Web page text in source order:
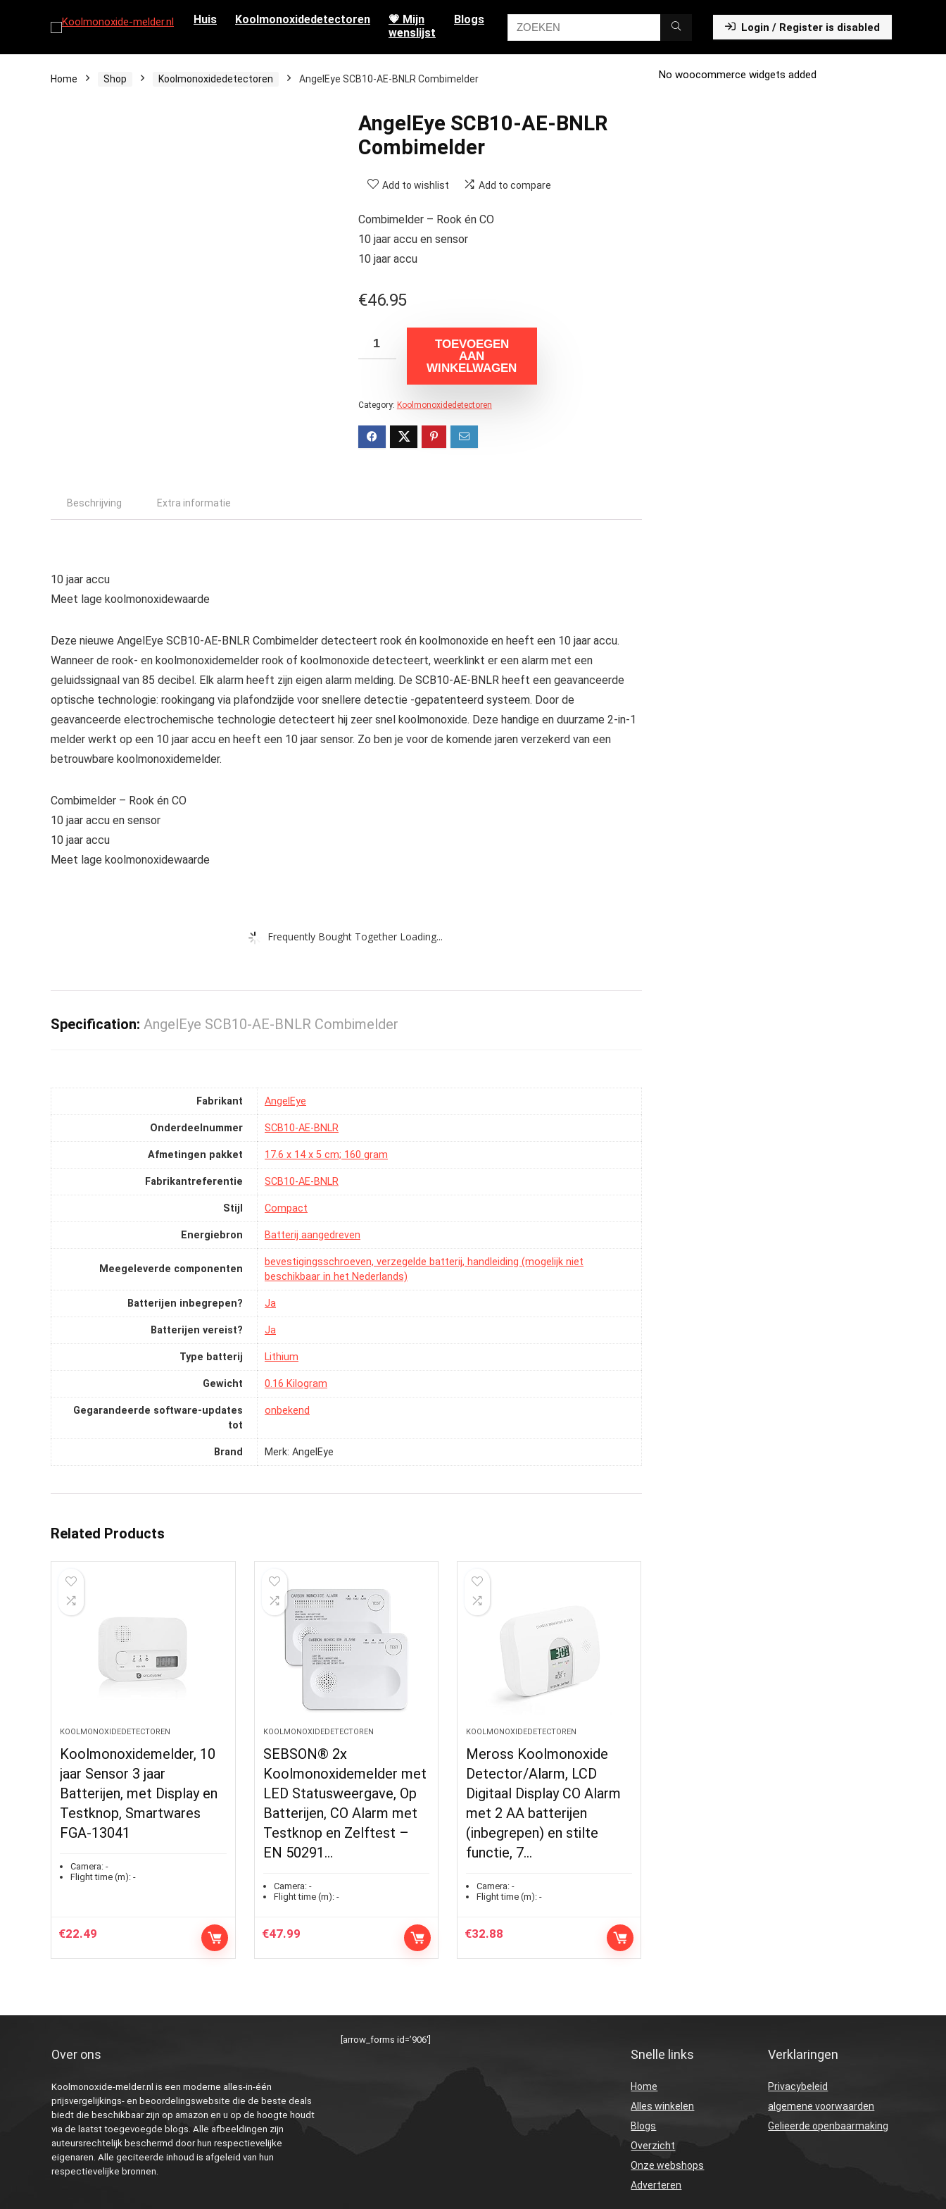
Huis Koolmonoxidedetectoren
💗 Mijn
wenslijst
Blogs
Login / Register is disabled
Home Shop Koolmonoxidedetectoren AngelEye SCB10-AE-BNLR Combimelder
AngelEye SCB10-AE-BNLR
Combimelder
Add to wishlist Add to compare
Combimelder – Rook én CO
10 jaar accu en sensor
10 jaar accu
€46.95
TOEVOEGEN
AAN
WINKELWAGEN
Category: Koolmonoxidedetectoren
Beschrijving Extra informatie
10 jaar accu
Meet lage koolmonoxidewaarde
Deze nieuwe AngelEye SCB10-AE-BNLR Combimelder detecteert rook én koolmonoxide en heeft een 10 jaar accu.
Wanneer de rook- en koolmonoxidemelder rook of koolmonoxide detecteert, weerklinkt er een alarm met een
geluidssignaal van 85 decibel. Elk alarm heeft zijn eigen alarm melding. De SCB10-AE-BNLR heeft een geavanceerde
optische technologie: rookingang via plafondzijde voor snellere detectie -gepatenteerd systeem. Door de
geavanceerde electrochemische technologie detecteert hij zeer snel koolmonoxide. Deze handige en duurzame 2-in-1
melder werkt op een 10 jaar accu en heeft een 10 jaar sensor. Zo ben je voor de komende jaren verzekerd van een
betrouwbare koolmonoxidemelder.
Combimelder – Rook én CO
10 jaar accu en sensor
10 jaar accu
Meet lage koolmonoxidewaarde
Frequently Bought Together Loading...
Specification: AngelEye SCB10-AE-BNLR Combimelder
Fabrikant ‎AngelEye
Onderdeelnummer ‎SCB10-AE-BNLR
Afmetingen pakket ‎17.6 x 14 x 5 cm; 160 gram
Fabrikantreferentie ‎SCB10-AE-BNLR
Stijl ‎Compact
Energiebron ‎Batterij aangedreven
Meegeleverde componenten
‎bevestigingsschroeven, verzegelde batterij, handleiding (mogelijk niet
beschikbaar in het Nederlands)
Batterijen inbegrepen? ‎Ja
Batterijen vereist? ‎Ja
Type batterij ‎Lithium
Gewicht ‎0.16 Kilogram
Gegarandeerde software-updates
tot
‎onbekend
Brand Merk: AngelEye
Related Products
KOOLMONOXIDEDETECTOREN
Koolmonoxidemelder, 10
jaar Sensor 3 jaar
Batterijen, met Display en
Testknop, Smartwares
FGA-13041
Camera: -
Flight time (m): -
€22.49
KOOLMONOXIDEDETECTOREN
SEBSON® 2x
Koolmonoxidemelder met
LED Statusweergave, Op
Batterijen, CO Alarm met
Testknop en Zelftest –
EN 50291…
Camera:-
Flight time (m):-
€47.99
KOOLMONOXIDEDETECTOREN
Meross Koolmonoxide
Detector/Alarm, LCD
Digitaal Display CO Alarm
met 2 AA batterijen
(inbegrepen) en stilte
functie, 7…
Camera: -
Flight time (m): -
€32.88
No woocommerce widgets added
Over ons
Koolmonoxide-melder.nl is een moderne alles-in-één
prijsvergelijkings- en beoordelingswebsite die de beste deals
biedt die beschikbaar zijn op amazon en u op de hoogte houdt
via de laatst toegevoegde blogs. Alle afbeeldingen zijn
auteursrechtelijk beschermd door hun respectievelijke
eigenaren. Alle geciteerde inhoud is afgeleid van hun
respectievelijke bronnen.
[arrow_forms id=’906′]
Snelle links
Home
Alles winkelen
Blogs
Overzicht
Onze webshops
Adverteren
Verklaringen
Privacybeleid
algemene voorwaarden
Gelieerde openbaarmaking